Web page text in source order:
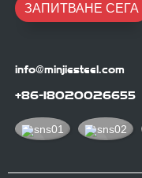
ЗАПИТВАНЕ СЕГА
info@minjiesteel.com
+86-18020026655